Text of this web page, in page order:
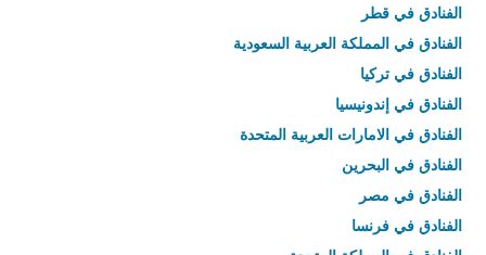
الفنادق في قطر
الفنادق في المملكة العربية السعودية
الفنادق في تركيا
الفنادق في إندونيسيا
الفنادق في الامارات العربية المتحدة
الفنادق في البحرين
الفنادق في مصر
الفنادق في فرنسا